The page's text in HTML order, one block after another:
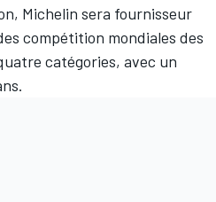
Michelin sera fournisseur
compétition mondiales des
catégories, avec un